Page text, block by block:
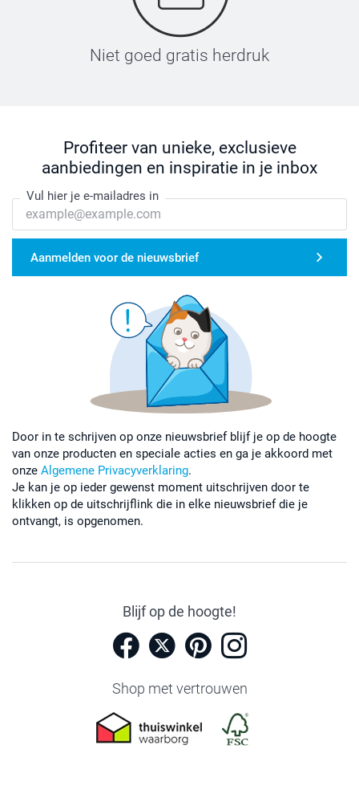
Niet goed gratis herdruk
Profiteer van unieke, exclusieve
aanbiedingen en inspiratie in je inbox
Vul hier je e-mailadres in
Aanmelden voor de nieuwsbrief
Door in te schrijven op onze nieuwsbrief blijf je op de hoogte
van onze producten en speciale acties en ga je akkoord met
onze Algemene Privacyverklaring.
Je kan je op ieder gewenst moment uitschrijven door te
klikken op de uitschrijflink die in elke nieuwsbrief die je
ontvangt, is opgenomen.
Blijf op de hoogte!
Shop met vertrouwen